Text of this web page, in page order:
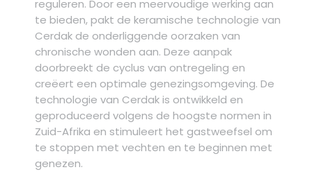
reguleren. Door een meervoudige werking aan
te bieden, pakt de keramische technologie van
Cerdak de onderliggende oorzaken van
chronische wonden aan. Deze aanpak
doorbreekt de cyclus van ontregeling en
creëert een optimale genezingsomgeving. De
technologie van Cerdak is ontwikkeld en
geproduceerd volgens de hoogste normen in
Zuid-Afrika en stimuleert het gastweefsel om
te stoppen met vechten en te beginnen met
genezen.